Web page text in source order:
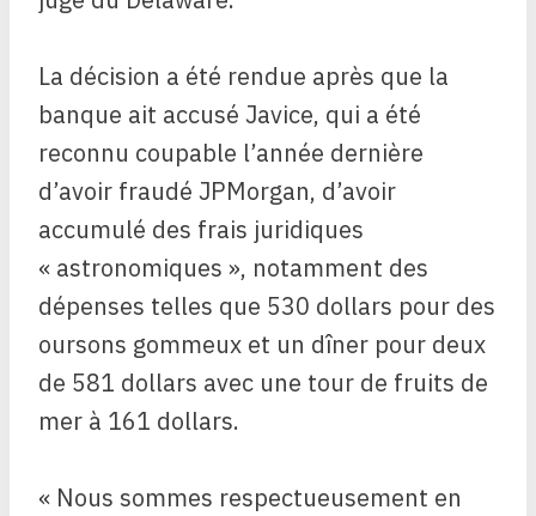
La décision a été rendue après que la
banque ait accusé Javice, qui a été
reconnu coupable l’année dernière
d’avoir fraudé JPMorgan, d’avoir
accumulé des frais juridiques
« astronomiques », notamment des
dépenses telles que 530 dollars pour des
oursons gommeux et un dîner pour deux
de 581 dollars avec une tour de fruits de
mer à 161 dollars.
« Nous sommes respectueusement en